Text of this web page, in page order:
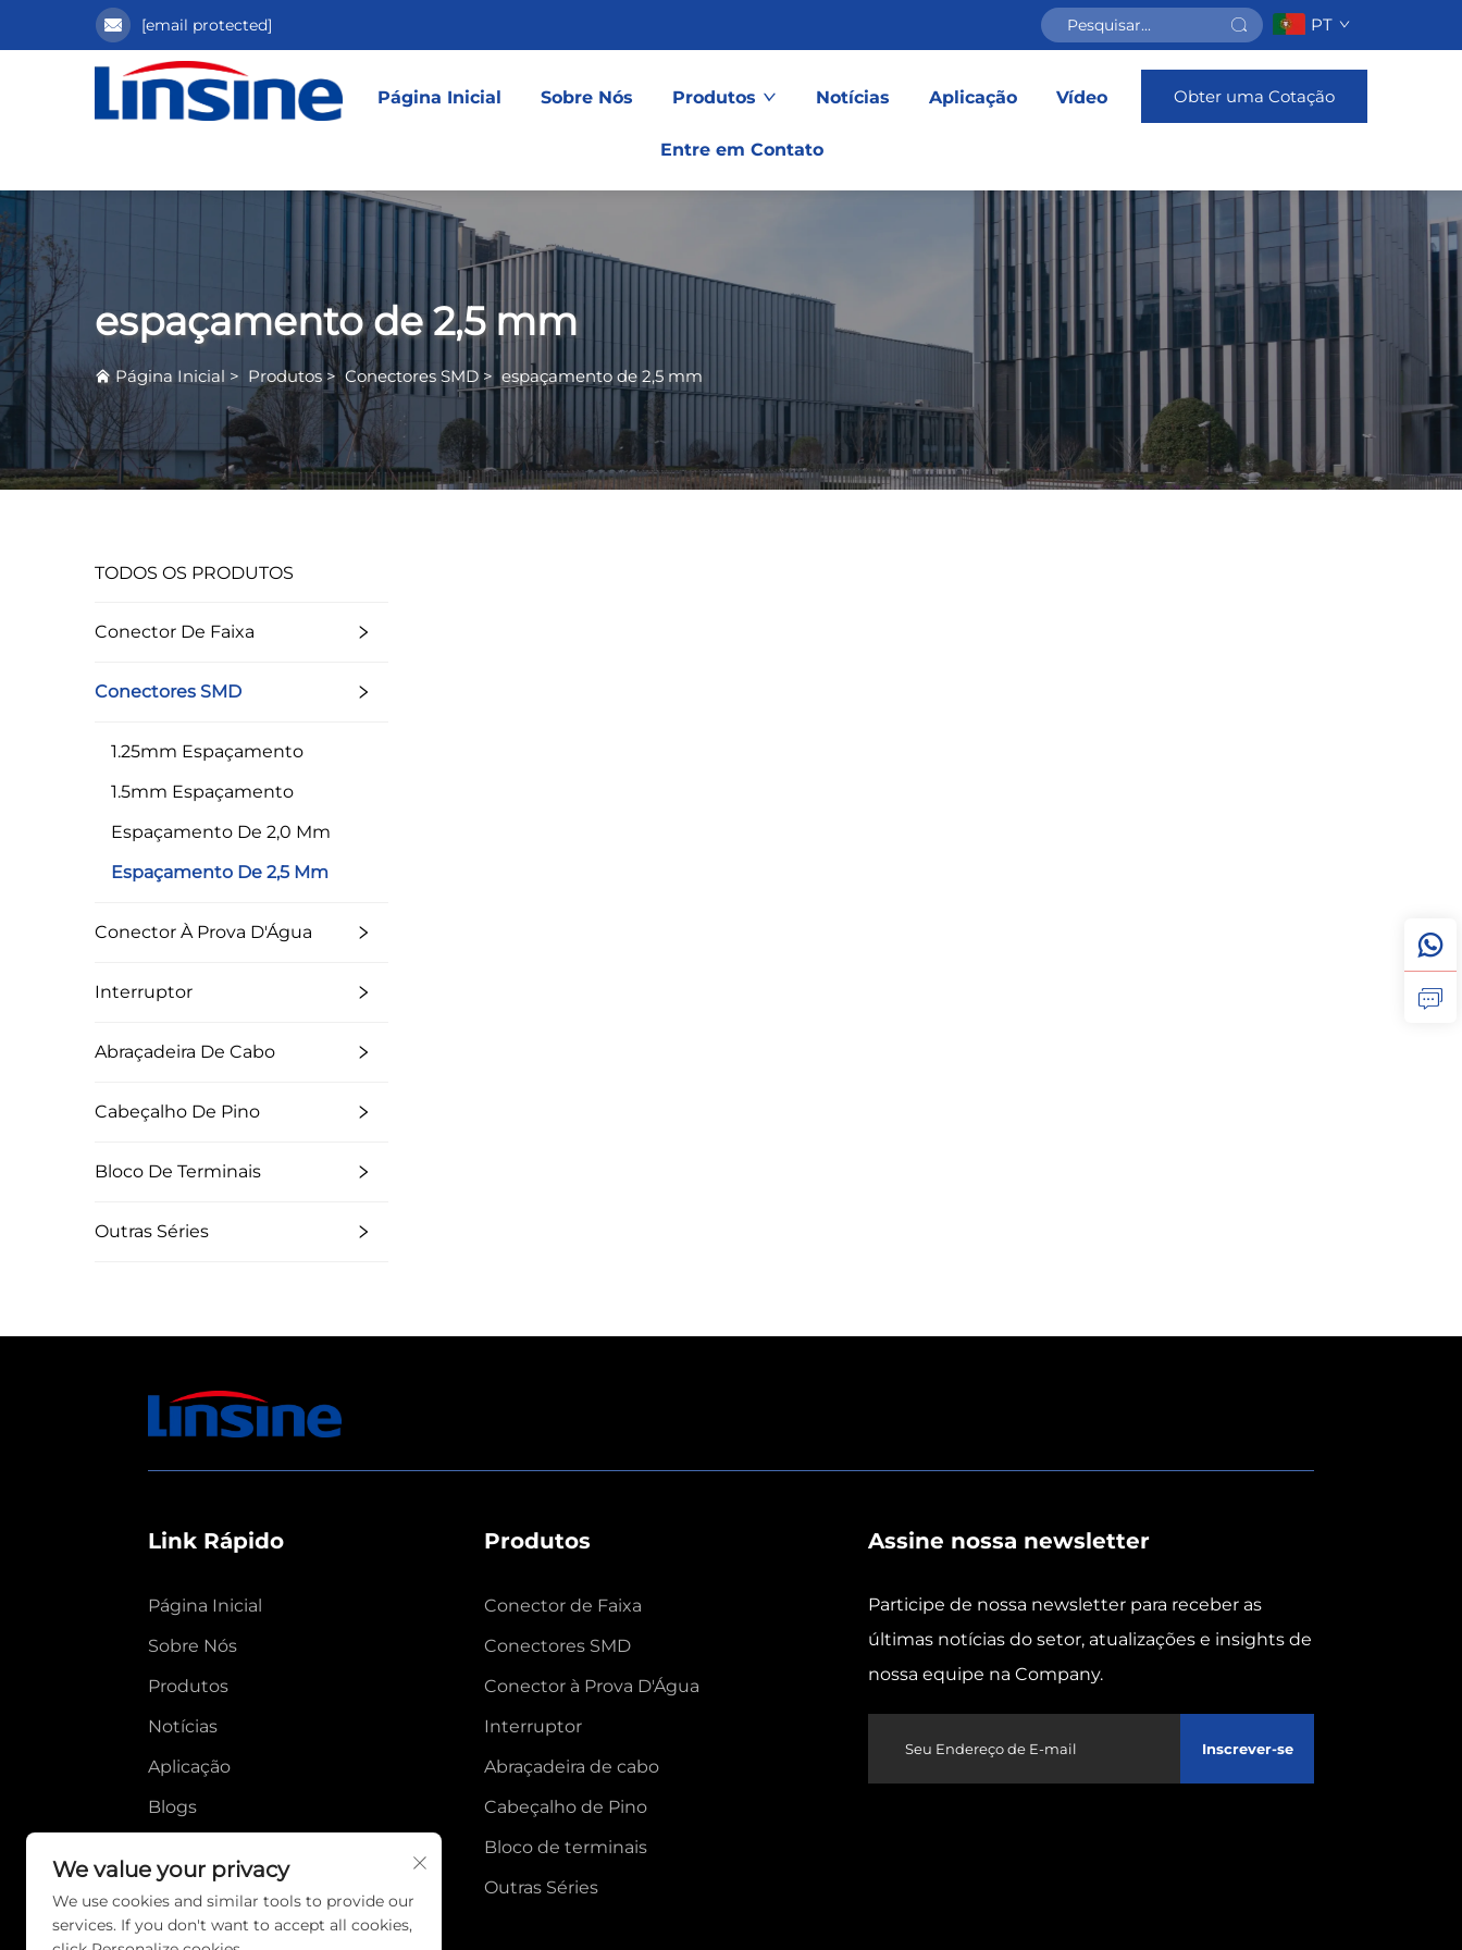
[email protected] PT
Página Inicial Sobre Nós Produtos Notícias Aplicação Vídeo
Entre em Contato
Obter uma Cotação
espaçamento de 2,5 mm
Página Inicial > Produtos>Conectores SMD > espaçamento de 2,5 mm
TODOS OS PRODUTOS
Conector De Faixa
Conectores SMD
1.25mm Espaçamento
1.5mm Espaçamento
Espaçamento De 2,0 Mm
Espaçamento De 2,5 Mm
Conector À Prova D'Água
Interruptor
Abraçadeira De Cabo
Cabeçalho De Pino
Bloco De Terminais
Outras Séries
Link Rápido
Página Inicial
Sobre Nós
Produtos
Notícias
Aplicação
Blogs
Entre em Contato
Produtos
Conector de Faixa
Conectores SMD
Conector à Prova D'Água
Interruptor
Abraçadeira de cabo
Cabeçalho de Pino
Bloco de terminais
Outras Séries
Assine nossa newsletter
Participe de nossa newsletter para receber as
últimas notícias do setor, atualizações e insights de
nossa equipe na Company.
Inscrever-se
We value your privacy
We use cookies and similar tools to provide our
services. If you don't want to accept all cookies,